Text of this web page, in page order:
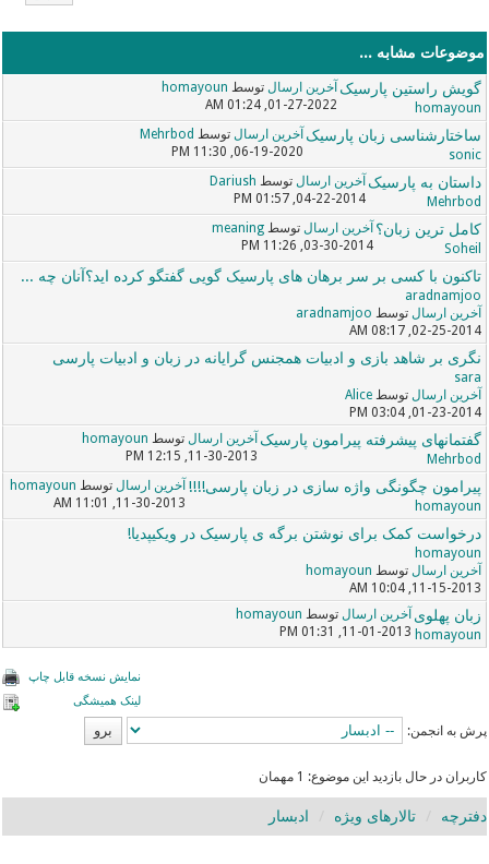
موضوعات مشابه ...
گویش راستین پارسیک
homayoun
آخرین ارسال توسط homayoun
01-27-2022, 01:24 AM
ساختارشناسی زبان پارسیک
sonic
آخرین ارسال توسط Mehrbod
06-19-2020, 11:30 PM
داستان به پارسیک
Mehrbod
آخرین ارسال توسط Dariush
04-22-2014, 01:57 PM
کامل ترین زبان؟
Soheil
آخرین ارسال توسطmeaning
03-30-2014, 11:26 PM
تاکنون با کسی بر سر برهان های پارسیک گویی گفتگو کرده اید؟آنان چه ...
aradnamjoo
آخرین ارسال توسط aradnamjoo
02-25-2014, 08:17 AM
نگری بر شاهد بازی و ادبیات همجنس گرایانه در زبان و ادبیات پارسی
sara
آخرین ارسال توسطAlice
01-23-2014, 03:04 PM
گفتمانهای پیشرفته پیرامون پارسیک
Mehrbod
آخرین ارسال توسط homayoun
11-30-2013, 12:15 PM
پیرامون چگونگی واژه سازی در زبان پارسی!!!!
homayoun
آخرین ارسال توسط homayoun
11-30-2013, 11:01 AM
درخواست کمک برای نوشتن برگه ی پارسیک در ویکیپدیا!
homayoun
آخرین ارسال توسط homayoun
11-15-2013, 10:04 AM
زبان پهلوی
homayoun
آخرین ارسال توسط homayoun
11-01-2013, 01:31 PM
نمایش نسخه قابل چاپ
لینک همیشگی
پرش به انجمن:
کاربران در حال بازدید این موضوع: 1 مهمان
دفترچه تالارهای ویژه ادبسار